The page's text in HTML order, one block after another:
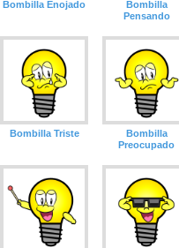
Bombilla Enojado
Bombilla
Pensando
Bombilla Triste
Bombilla
Preocupado